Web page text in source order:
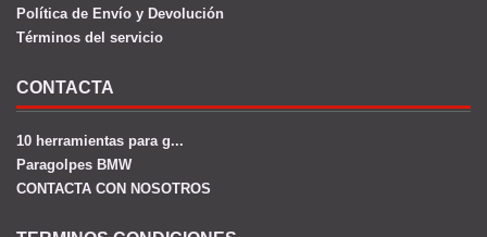
Política de Envío y Devolución
Términos del servicio
CONTACTA
10 herramientas para g...
Paragolpes BMW
CONTACTA CON NOSOTROS